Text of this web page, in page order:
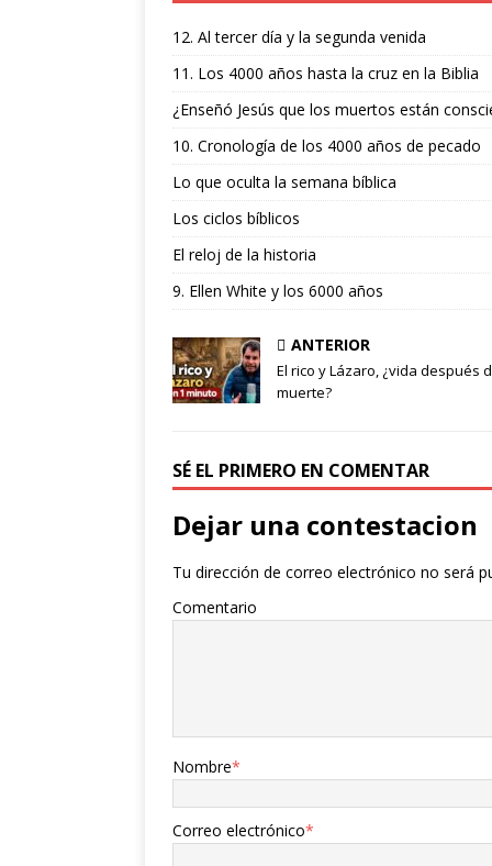
12. Al tercer día y la segunda venida
11. Los 4000 años hasta la cruz en la Biblia
¿Enseñó Jesús que los muertos están
10. Cronología de los 4000 años de pecado
Lo que oculta la semana bíblica
Los ciclos bíblicos
El reloj de la historia
9. Ellen White y los 6000 años
ANTERIOR
El rico y Lázaro, ¿vida después
muerte?
SÉ EL PRIMERO EN COMENTAR
Dejar una contestacion
Tu dirección de correo electrónico no será
Comentario
Nombre*
Correo electrónico*